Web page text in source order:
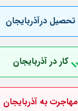
تحصیل درآذربایجان
کار در آذربایجان
مهاجرت به آذربایجان